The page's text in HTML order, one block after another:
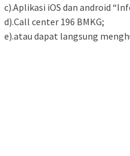
c).Aplikasi iOS dan android
d).Call center 196 BMKG;
e).atau dapat langsung